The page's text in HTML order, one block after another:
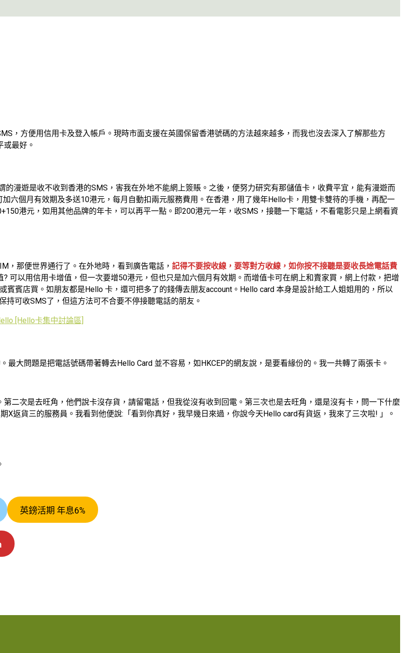
，方便用信用卡及登入帳戶。現時市面支援在英國保留香港號碼的方法越來越多，而我也沒去深入了解那些方
最好。
漫遊是收不收到香港的SMS，害我在外地不能網上簽賬。之後，便努力研究有那儲值卡，收費平宜，能有漫遊而
六個月有效期及多送10港元，每月自動扣兩元服務費用。在香港，用了幾年Hello卡，用雙卡雙待的手機，再配一
港元，如用其他品牌的年卡，可以再平一點。即200港元一年，收SMS，接聽一下電話，不看電影只是上網看資
，那便世界通行了。在外地時，看到廣告電話， 記得不要按收線，要等對方收線，如你按不接聽是要收長途電話費
? 可以用信用卡增值，但一次要增50港元，但也只是加六個月有效期。而增值卡可在網上和賣家買，網上付款，把增
賓店買。如朋友都是Hello 卡，還可把多了的錢傳去朋友account。Hello card 本身是設計給工人姐姐用的，所以
可收SMS了，但這方法可不合要不停接聽電話的朋友。
[Hello卡集中討論區]
最大問題是把電話號碼帶著轉去Hello Card 並不容易，如HKCEP的網友說，是要看緣份的。我一共轉了兩張卡。
二次是去旺角，他們說卡沒存貨，請留電話，但我從沒有收到回電。第三次也是去旺角，還是沒有卡，問一下什麼
返貨三的服務員。我看到他便說:「看到你真好，我早幾日來過，你說今天Hello card有貨返，我來了三次啦! 」。
英鎊活期 年息6%